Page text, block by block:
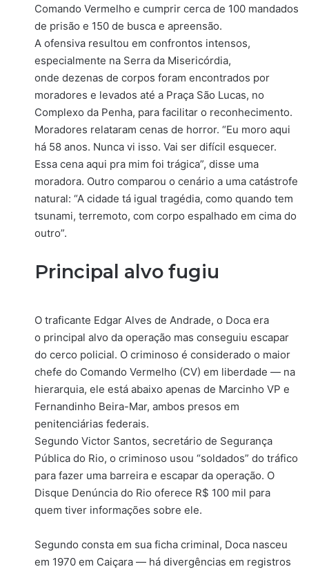
Comando Vermelho e cumprir cerca de 100 mandados
de prisão e 150 de busca e apreensão.
A ofensiva resultou em confrontos intensos,
especialmente na Serra da Misericórdia,
onde dezenas de corpos foram encontrados por
moradores e levados até a Praça São Lucas, no
Complexo da Penha, para facilitar o reconhecimento.
Moradores relataram cenas de horror. “Eu moro aqui
há 58 anos. Nunca vi isso. Vai ser difícil esquecer.
Essa cena aqui pra mim foi trágica”, disse uma
moradora. Outro comparou o cenário a uma catástrofe
natural: “A cidade tá igual tragédia, como quando tem
tsunami, terremoto, com corpo espalhado em cima do
outro”.
Principal alvo fugiu
O traficante Edgar Alves de Andrade, o Doca era
o principal alvo da operação mas conseguiu escapar
do cerco policial. O criminoso é considerado o maior
chefe do Comando Vermelho (CV) em liberdade — na
hierarquia, ele está abaixo apenas de Marcinho VP e
Fernandinho Beira-Mar, ambos presos em
penitenciárias federais.
Segundo Victor Santos, secretário de Segurança
Pública do Rio, o criminoso usou “soldados” do tráfico
para fazer uma barreira e escapar da operação. O
Disque Denúncia do Rio oferece R$ 100 mil para
quem tiver informações sobre ele.
Segundo consta em sua ficha criminal, Doca nasceu
em 1970 em Caiçara — há divergências em registros